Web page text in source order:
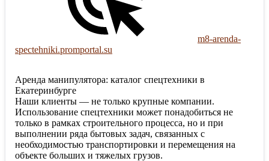
m8-arenda-
spectehniki.promportal.su
Аренда манипулятора: каталог спецтехники в
Екатеринбурге
Наши клиенты — не только крупные компании.
Использование спецтехники может понадобиться не
только в рамках строительного процесса, но и при
выполнении ряда бытовых задач, связанных с
необходимостью транспортировки и перемещения на
объекте больших и тяжелых грузов.